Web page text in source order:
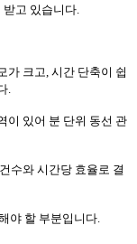
고 있습니다.
가 크고, 시간 단축이 쉽
.
이 있어 분 단위 동선 관
수와 시간당 효율로 결
야 할 부분입니다.